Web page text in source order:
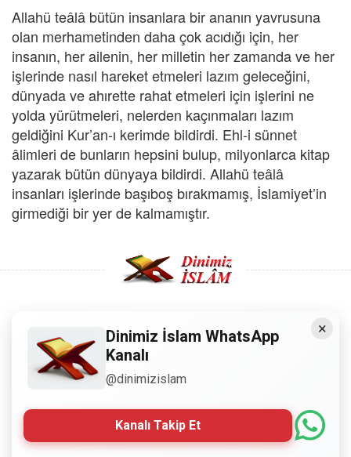
Allahü teâlâ bütün insanlara bir ananın yavrusuna
olan merhametinden daha çok acıdığı için, her
insanın, her ailenin, her milletin her zamanda ve her
işlerinde nasıl hareket etmeleri lazım geleceğini,
dünyada ve ahırette rahat etmeleri için işlerini ne
yolda yürütmeleri, nelerden kaçınmaları lazım
geldiğini Kur’an-ı kerimde bildirdi. Ehl-i sünnet
âlimleri de bunların hepsini bulup, milyonlarca kitap
yazarak bütün dünyaya bildirdi. Allahü teâlâ
insanları işlerinde başıboş bırakmamış, İslamiyet’in
girmediği bir yer de kalmamıştır.
Copyright © 2008 - Dinimiz İslam. Her Hakkı Saklıdır.
Sitemizdeki bilgiler, bütün insanların istifadesi için
hazırlanmıştır. Orijinaline sadık kalmak şartıyla, izin
edebilir.
×
Dinimiz İslam WhatsApp
Kanalı
@dinimizislam
Kanalı Takip Et